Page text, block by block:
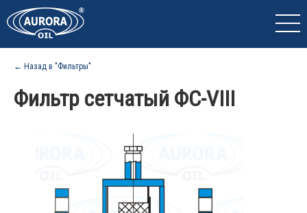
← Назад в "Фильтры"
Фильтр сетчатый ФС-VIII